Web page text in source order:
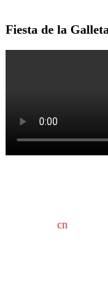
Fiesta de la
cn